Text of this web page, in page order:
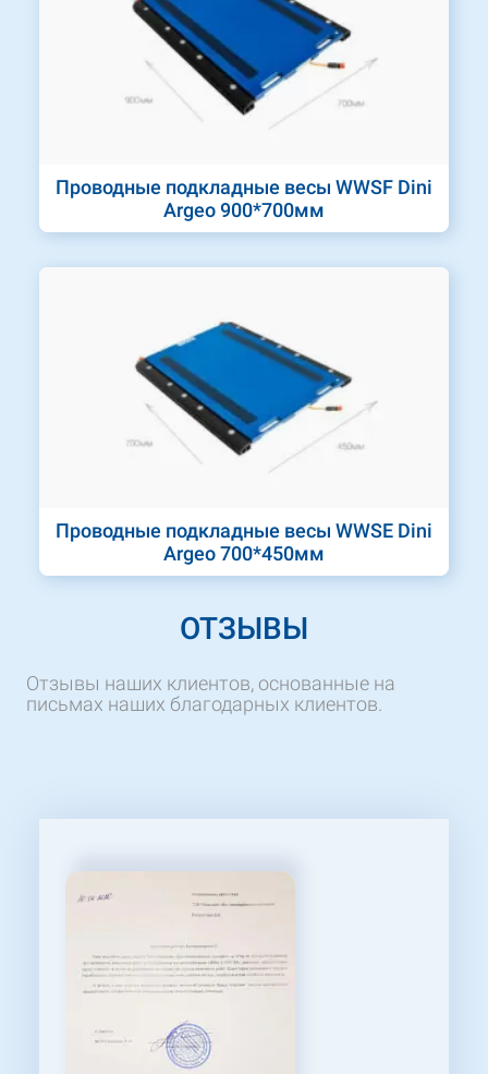
Проводные подкладные весы WWSF Dini
Argeo 900*700мм
Проводные подкладные весы WWSЕ Dini
Argeo 700*450мм
ОТЗЫВЫ
Отзывы наших клиентов, основанные на
письмах наших благодарных клиентов.